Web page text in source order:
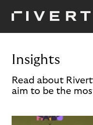
Insights
Read about
aim to be the